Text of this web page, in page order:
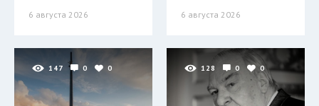
6 августа 2026 6 августа 2026
147 0 0 128 0 0